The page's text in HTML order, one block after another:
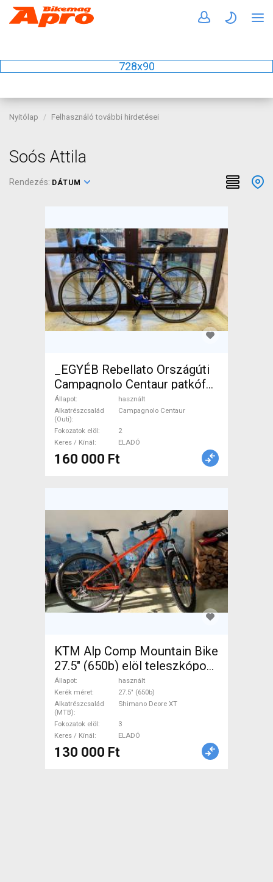
728x90
Nyitólap Felhasználó további hirdetései
Soós Attila
Rendezés: DÁTUM
_EGYÉB Rebellato Országúti
Campagnolo Centaur patkófék
használt ELADÓ
Állapot
használt
Alkatrészcsalád
(Outi)
Campagnolo Centaur
Fokozatok elöl
2
Keres / Kínál
ELADÓ
160 000 Ft
KTM Alp Comp Mountain Bike
27.5" (650b) elöl teleszkópos
Shimano Deore XT használt
ELADÓ
Állapot
használt
Kerék méret
27.5" (650b)
Alkatrészcsalád
(MTB)
Shimano Deore XT
Fokozatok elöl
3
Keres / Kínál
ELADÓ
130 000 Ft